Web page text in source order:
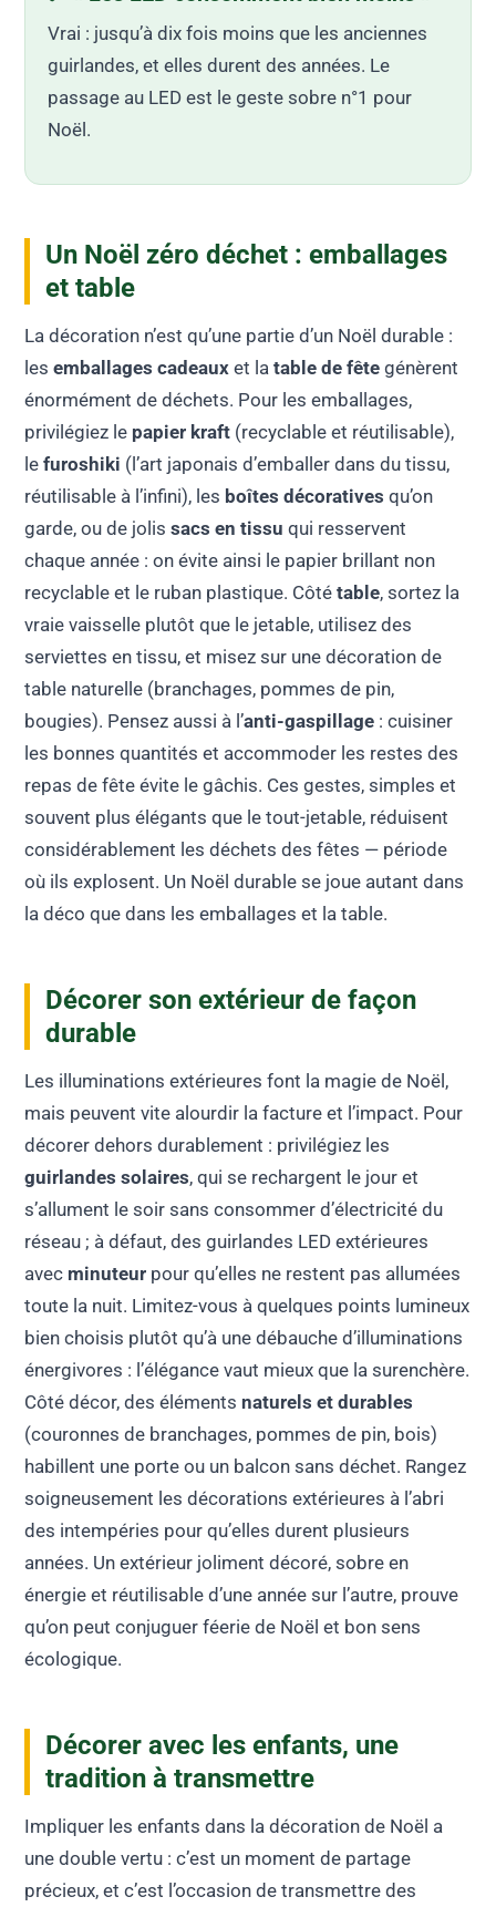
Vrai : jusqu’à dix fois moins que les anciennes
guirlandes, et elles durent des années. Le
passage au LED est le geste sobre n°1 pour
Noël.
Un Noël zéro déchet : emballages
et table
La décoration n’est qu’une partie d’un Noël durable :
lesemballages cadeaux et latable de fête génèrent
énormément de déchets. Pour les emballages,
privilégiez le papier kraft (recyclable et réutilisable),
lefuroshiki (l’art japonais d’emballer dans du tissu,
réutilisable à l’infini), les boîtes décoratives qu’on
garde, ou de jolissacs en tissu qui resservent
chaque année : on évite ainsi le papier brillant non
recyclable et le ruban plastique. Côtétable, sortez la
vraie vaisselle plutôt que le jetable, utilisez des
serviettes en tissu, et misez sur une décoration de
table naturelle (branchages, pommes de pin,
bougies). Pensez aussi à l’anti-gaspillage : cuisiner
les bonnes quantités et accommoder les restes des
repas de fête évite le gâchis. Ces gestes, simples et
souvent plus élégants que le tout-jetable, réduisent
considérablement les déchets des fêtes — période
où ils explosent. Un Noël durable se joue autant dans
la déco que dans les emballages et la table.
Décorer son extérieur de façon
durable
Les illuminations extérieures font la magie de Noël,
mais peuvent vite alourdir la facture et l’impact. Pour
décorer dehors durablement : privilégiez les
guirlandes solaires, qui se rechargent le jour et
s’allument le soir sans consommer d’électricité du
réseau ; à défaut, des guirlandes LED extérieures
avec minuteur pour qu’elles ne restent pas allumées
toute la nuit. Limitez-vous à quelques points lumineux
bien choisis plutôt qu’à une débauche d’illuminations
énergivores : l’élégance vaut mieux que la surenchère.
Côté décor, des élémentsnaturels et durables
(couronnes de branchages, pommes de pin, bois)
habillent une porte ou un balcon sans déchet. Rangez
soigneusement les décorations extérieures à l’abri
des intempéries pour qu’elles durent plusieurs
années. Un extérieur joliment décoré, sobre en
énergie et réutilisable d’une année sur l’autre, prouve
qu’on peut conjuguer féerie de Noël et bon sens
écologique.
Décorer avec les enfants, une
tradition à transmettre
Impliquer les enfants dans la décoration de Noël a
une double vertu : c’est un moment de partage
précieux, et c’est l’occasion de transmettre des